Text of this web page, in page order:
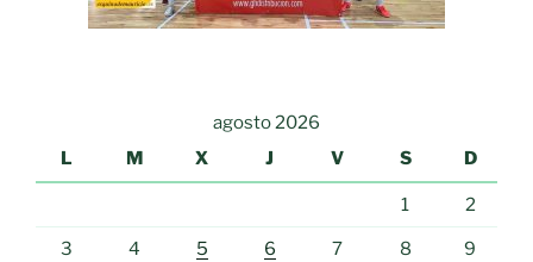
agosto 2026
L
M X J V S D
1 2
3 4 5 6 7 8 9